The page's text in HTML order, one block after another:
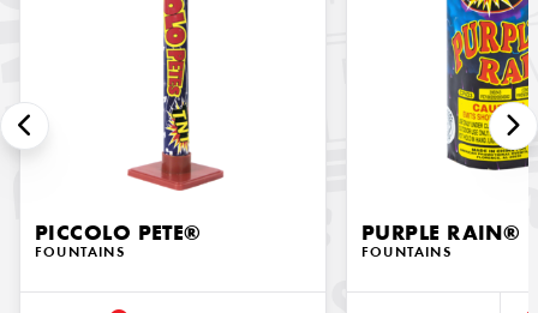
PICCOLO PETE®
FOUNTAINS
PURPLE RAIN®
FOUNTAINS